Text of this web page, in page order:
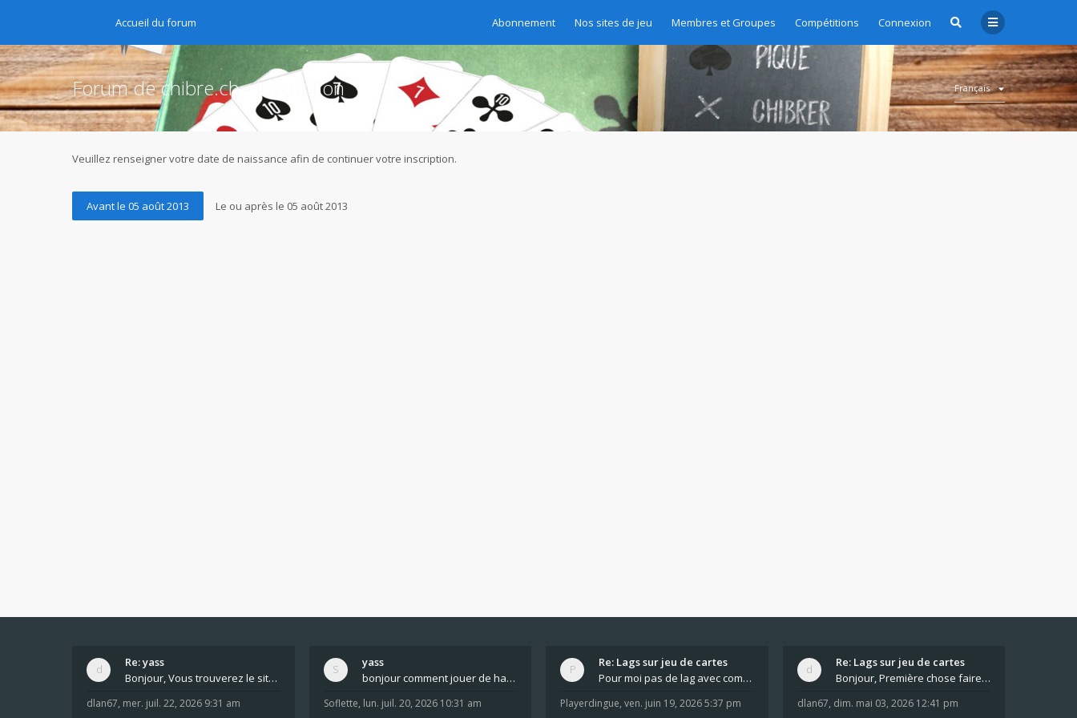
Abonnement Nos sites de jeu Membres et Groupes Compétitions Connexion
Accueil du forum
Forum de chibre.ch - Inscription Français
Veuillez renseigner votre date de naissance afin de continuer votre inscription.
Re: yass
Bonjour, Vous trouverez le site ici dans le foru
dlan67, mer. juil. 22, 2026 9:31 am
yass
bonjour comment jouer de haut en bas tout atout mi
Soflette, lun. juil. 20, 2026 10:31 am
Re: Lags sur jeu de cartes
Pour moi pas de lag avec comme navigateur Chrome
Playerdingue, ven. juin 19, 2026 5:37 pm
Re: Lags sur jeu de cartes
Bonjour, Première chose faire un arrêt complet de
dlan67, dim. mai 03, 2026 12:41 pm